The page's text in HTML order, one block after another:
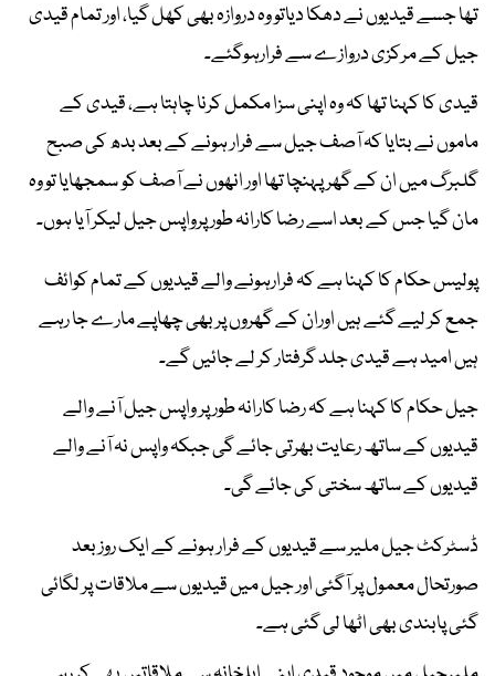
تھا جسے قیدیوں نے دھکا دیاتو وہ دروازہ بھی کھل گیا، اور تمام قیدی
جیل کے مرکزی دروازے سے فرارہوگئے۔
قیدی کا کہنا تھا کہ وہ اپنی سزا مکمل کرنا چاہتا ہے، قیدی کے
ماموں نے بتایا کہ آصف جیل سے فرار ہونے کے بعد بدھ کی صبح
گلبرگ میں ان کے گھر پہنچا تھا اور انھوں نے آصف کو سمجھایا تو وہ
مان گیا جس کے بعد اسے رضا کارانہ طور پرواپس جیل لیکر آیا ہوں۔
پولیس حکام کا کہنا ہے کہ فرارہونے والے قیدیوں کے تمام کوائف
جمع کر لیے گئے ہیں اوران کے گھروں پر بھی چھاپے مارے جا رہے
ہیں امید ہے قیدی جلد گرفتار کر لے جائیں گے۔
جیل حکام کا کہنا ہے کہ رضا کارانہ طور پر واپس جیل آنے والے
قیدیوں کے ساتھ رعایت بھرتی جائے گی جبکہ واپس نہ آنے والے
قیدیوں کے ساتھ سختی کی جائے گی۔
ڈسٹرکٹ جیل ملیر سے قیدیوں کے فرار ہونے کے ایک روز بعد
صورتحال معمول پر آگئی اور جیل میں قیدیوں سے ملاقات پر لگائی
گئی پابندی بھی اٹھا لی گئی ہے۔